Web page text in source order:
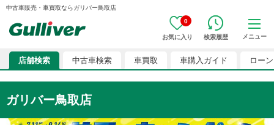
中古車販売・車買取ならガリバー鳥取店
0
お気に入り 検索履歴 メニュー
店舗検索 中古車検索 車買取 車購入ガイド ローン
ガリバー鳥取店